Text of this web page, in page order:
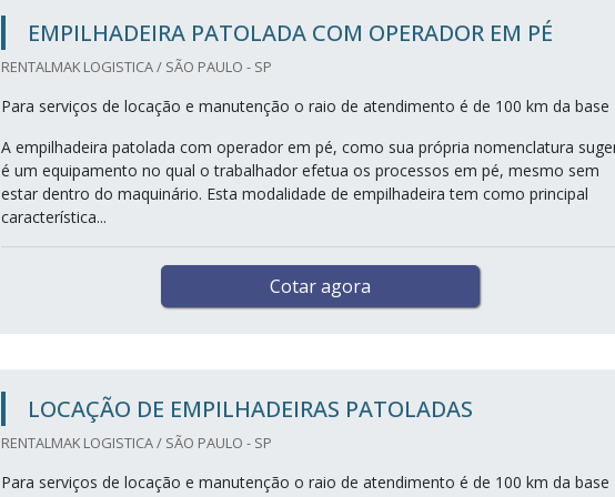
EMPILHADEIRA PATOLADA COM OPERADOR EM PÉ
RENTALMAK LOGISTICA / SÃO PAULO - SP
Para serviços de locação e manutenção o raio de atendimento é de 100 km da base
A empilhadeira patolada com operador em pé, como sua própria nomenclatura
é um equipamento no qual o trabalhador efetua os processos em pé, mesmo sem
estar dentro do maquinário. Esta modalidade de empilhadeira tem como principal
característica...
Cotar agora
LOCAÇÃO DE EMPILHADEIRAS PATOLADAS
RENTALMAK LOGISTICA / SÃO PAULO - SP
Para serviços de locação e manutenção o raio de atendimento é de 100 km da base